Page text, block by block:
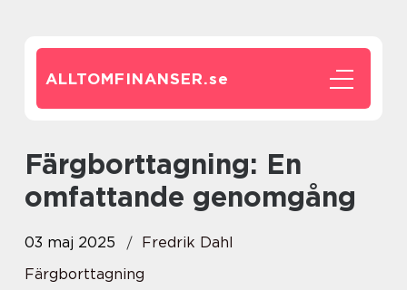
ALLTOMFINANSER.se
Färgborttagning: En
omfattande genomgång
03 maj 2025
Fredrik Dahl
Färgborttagning